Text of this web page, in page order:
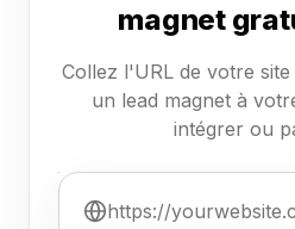
magnet
Collez l'URL de votre
un lead magnet à
intégrer ou